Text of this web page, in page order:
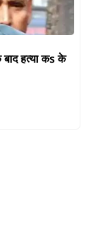
हत्या कs के